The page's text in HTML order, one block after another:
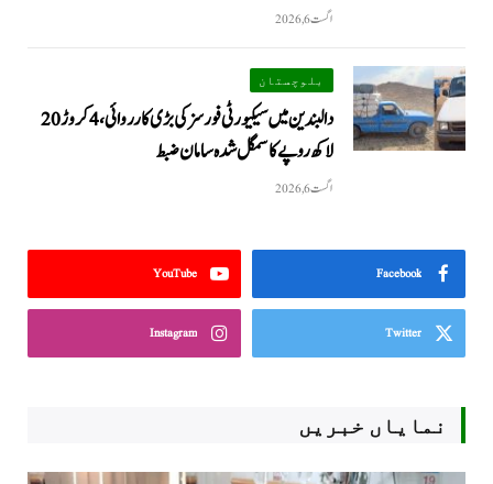
اگست 6, 2026
بلوچستان
دالبندین میں سیکیورٹی فورسز کی بڑی کارروائی، 4 کروڑ 20
لاکھ روپے کا سمگل شدہ سامان ضبط
اگست 6, 2026
Facebook
YouTube
Twitter
Instagram
نمایاں خبریں